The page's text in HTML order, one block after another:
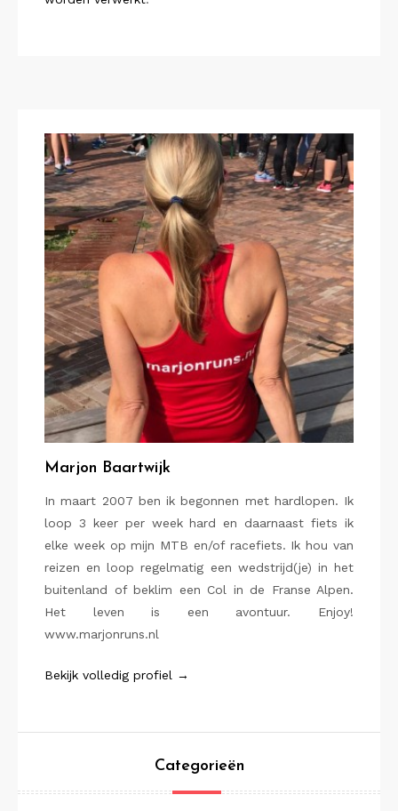
Marjon Baartwijk
In maart 2007 ben ik begonnen met hardlopen. Ik
loop 3 keer per week hard en daarnaast fiets ik
elke week op mijn MTB en/of racefiets. Ik hou van
reizen en loop regelmatig een wedstrijd(je) in het
buitenland of beklim een Col in de Franse Alpen.
Het leven is een avontuur. Enjoy!
www.marjonruns.nl
Bekijk volledig profiel →
Categorieën